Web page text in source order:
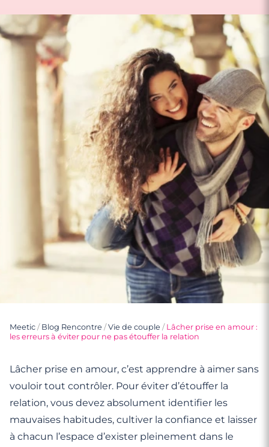
Meetic / Blog Rencontre /Vie de couple / Lâcher prise en amour :
les erreurs à éviter pour ne pas étouffer la relation
Lâcher prise en amour, c’est apprendre à aimer sans
vouloir tout contrôler. Pour éviter d’étouffer la
relation, vous devez absolument identifier les
mauvaises habitudes, cultiver la confiance et laisser
à chacun l’espace d’exister pleinement dans le